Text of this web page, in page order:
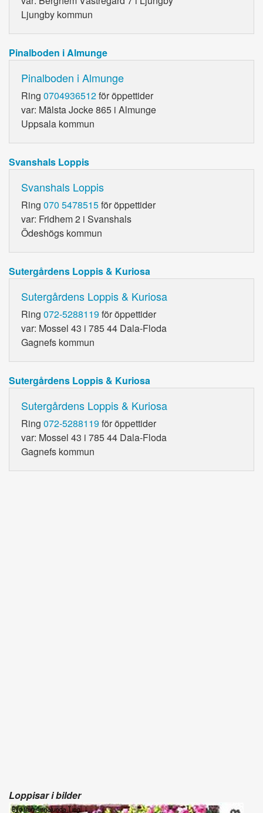
Ljungby kommun
Pinalboden i Almunge
Pinalboden i Almunge
Ring 0704936512för öppettider
var: Mälsta Jocke 865 i Almunge
Uppsala kommun
Svanshals Loppis
Svanshals Loppis
Ring 070 5478515för öppettider
var: Fridhem 2 i Svanshals
Ödeshögs kommun
Sutergårdens Loppis & Kuriosa
Sutergårdens Loppis & Kuriosa
Ring 072-5288119för öppettider
var: Mossel 43 i 785 44 Dala-Floda
Gagnefs kommun
Sutergårdens Loppis & Kuriosa
Sutergårdens Loppis & Kuriosa
Ring 072-5288119för öppettider
var: Mossel 43 i 785 44 Dala-Floda
Gagnefs kommun
Loppisar i bilder